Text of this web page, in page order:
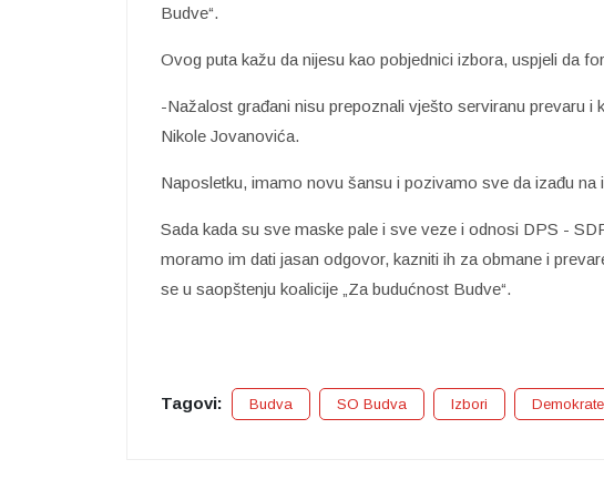
Budve“.
Ovog puta kažu da nijesu kao pobjednici izbora, uspjeli da
-Nažalost građani nisu prepoznali vješto serviranu prevaru i
Nikole Jovanovića.
Naposletku, imamo novu šansu i pozivamo sve da izađu na
Sada kada su sve maske pale i sve veze i odnosi DPS -
moramo im dati jasan odgovor, kazniti ih za obmane i
se u saopštenju koalicije „Za budućnost Budve“.
Tagovi: Budva SO Budva Izbori Demokrate